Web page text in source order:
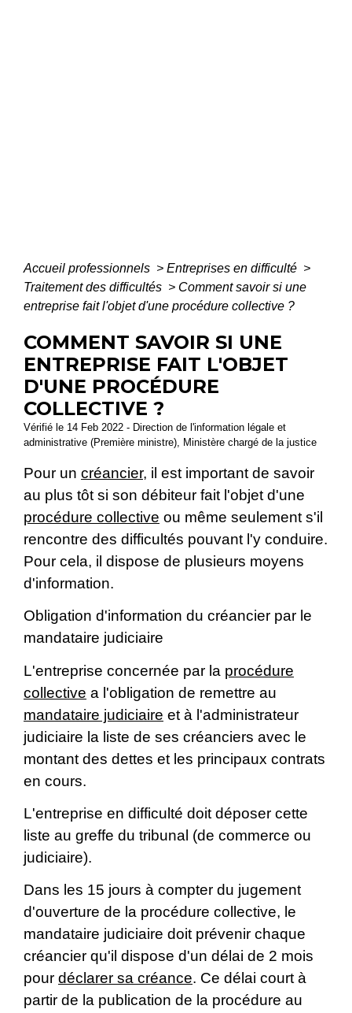
Accueil professionnels > Entreprises en difficulté >
Traitement des difficultés > Comment savoir si une
entreprise fait l'objet d'une procédure collective ?
COMMENT SAVOIR SI UNE
ENTREPRISE FAIT L'OBJET
D'UNE PROCÉDURE
COLLECTIVE ?
Vérifié le 14 Feb 2022 - Direction de l'information légale et
administrative (Première ministre), Ministère chargé de la justice
Pour un créancier, il est important de savoir
au plus tôt si son débiteur fait l'objet d'une
procédure collective ou même seulement s'il
rencontre des difficultés pouvant l'y conduire.
Pour cela, il dispose de plusieurs moyens
d'information.
Obligation d'information du créancier par le
mandataire judiciaire
L'entreprise concernée par la procédure
collective a l'obligation de remettre au
mandataire judiciaire et à l'administrateur
judiciaire la liste de ses créanciers avec le
montant des dettes et les principaux contrats
en cours.
L'entreprise en difficulté doit déposer cette
liste au greffe du tribunal (de commerce ou
judiciaire).
Dans les 15 jours à compter du jugement
d'ouverture de la procédure collective, le
mandataire judiciaire doit prévenir chaque
créancier qu'il dispose d'un délai de 2 mois
pour déclarer sa créance. Ce délai court à
partir de la publication de la procédure au